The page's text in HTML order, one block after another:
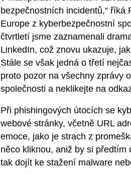
bezpečnostních incidentů,“
Europe z kyberbezpečnostní
čtvrtletí jsme zaznamenali
LinkedIn, což znovu ukazuje,
Stále se však jedná o třetí
proto pozor na všechny zprávy
společnosti a neklikejte na
Při phishingových útocích se
webové stránky, včetně URL
emoce, jako je strach z
něco kliknou, aniž by si
tak dojít ke stažení malware